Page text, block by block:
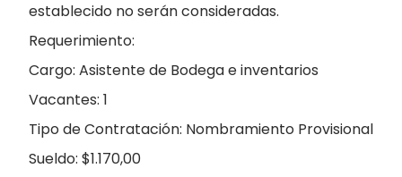
establecido no serán consideradas.
Requerimiento:
Cargo: Asistente de Bodega e inventarios
Vacantes: 1
Tipo de Contratación: Nombramiento Provisional
Sueldo: $1.170,00